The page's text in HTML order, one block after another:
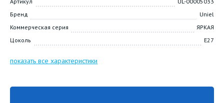
Бренд
Uniel
Коммерческая серия
ЯРКАЯ
Цоколь
E27
показать все характеристики